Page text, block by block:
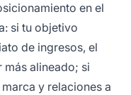
en el
si tu objetivo
de ingresos, el
más alineado; si
y relaciones a